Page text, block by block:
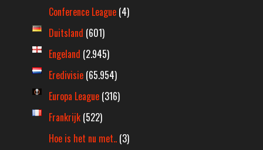
Conference League (4)
Duitsland (601)
Engeland (2.945)
Eredivisie (65.954)
Europa League (316)
Frankrijk (522)
Hoe is het nu met.. (3)